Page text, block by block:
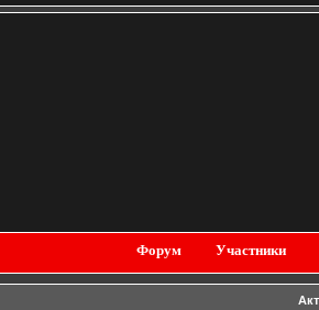
Форум Участники